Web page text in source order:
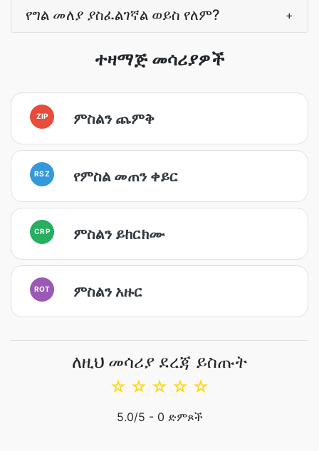
የግል መለያ ያስፈልገኛል ወይስ የለም? +
ተዛማጅ መሳሪያዎች
ZIP ምስልን ጨምቅ
RSZ የምስል መጠን ቀይር
CRP ምስልን ይከርክሙ
ROT ምስልን አዙር
ለዚህ መሳሪያ ደረጃ ይስጡት
☆
☆
☆
☆
☆
5.0/5 - 0 ድምጾች